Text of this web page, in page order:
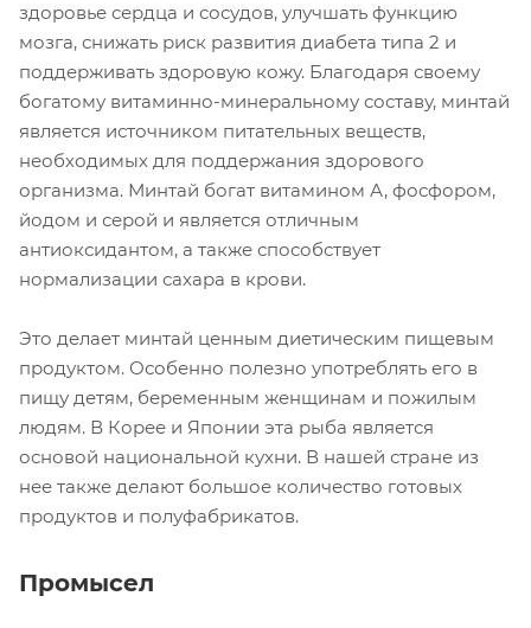
здоровье сердца и сосудов, улучшать функцию
мозга, снижать риск развития диабета типа 2 и
поддерживать здоровую кожу. Благодаря своему
богатому витаминно-минеральному составу, минтай
является источником питательных веществ,
необходимых для поддержания здорового
организма. Минтай богат витамином А, фосфором,
йодом и серой и является отличным
антиоксидантом, а также способствует
нормализации сахара в крови.
Это делает минтай ценным диетическим пищевым
продуктом. Особенно полезно употреблять его в
пищу детям, беременным женщинам и пожилым
людям. В Корее и Японии эта рыба является
основой национальной кухни. В нашей стране из
нее также делают большое количество готовых
продуктов и полуфабрикатов.
Промысел